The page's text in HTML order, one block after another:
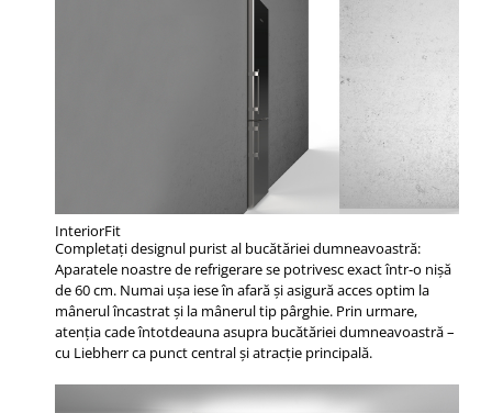
InteriorFit
Completați designul purist al bucătăriei dumneavoastră:
Aparatele noastre de refrigerare se potrivesc exact într-o nișă
de 60 cm. Numai ușa iese în afară și asigură acces optim la
mânerul încastrat și la mânerul tip pârghie. Prin urmare,
atenția cade întotdeauna asupra bucătăriei dumneavoastră –
cu Liebherr ca punct central și atracție principală.